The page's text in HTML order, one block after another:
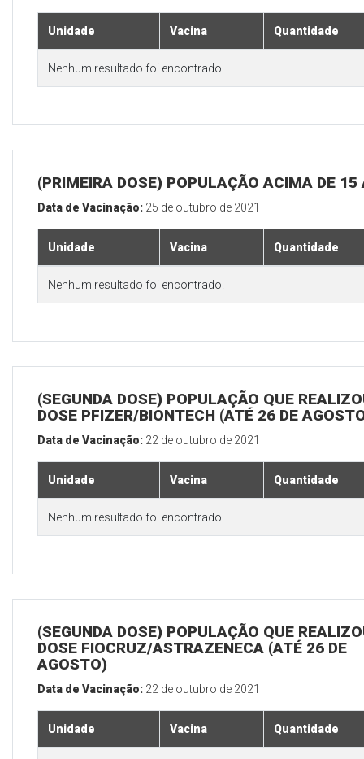
Unidade Vacina Quantidade
Nenhum resultado foi encontrado.
(PRIMEIRA DOSE) POPULAÇÃO ACIMA DE 15
Data de Vacinação: 25 de outubro de 2021
Unidade Vacina Quantidade
Nenhum resultado foi encontrado.
(SEGUNDA DOSE) POPULAÇÃO QUE
DOSE PFIZER/BIONTECH (ATÉ 26 DE
Data de Vacinação: 22 de outubro de 2021
Unidade Vacina Quantidade
Nenhum resultado foi encontrado.
(SEGUNDA DOSE) POPULAÇÃO QUE
DOSE FIOCRUZ/ASTRAZENECA (ATÉ 26 DE
AGOSTO)
Data de Vacinação: 22 de outubro de 2021
Unidade Vacina Quantidade